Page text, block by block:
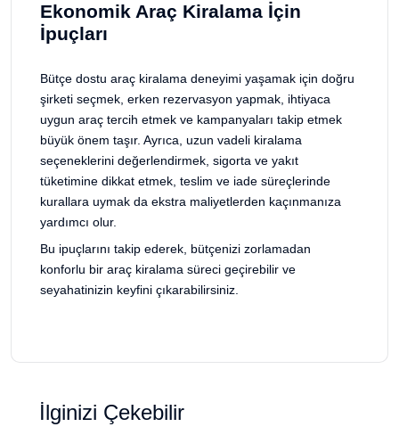
Ekonomik Araç Kiralama İçin
İpuçları
Bütçe dostu araç kiralama deneyimi yaşamak için doğru
şirketi seçmek, erken rezervasyon yapmak, ihtiyaca
uygun araç tercih etmek ve kampanyaları takip etmek
büyük önem taşır. Ayrıca, uzun vadeli kiralama
seçeneklerini değerlendirmek, sigorta ve yakıt
tüketimine dikkat etmek, teslim ve iade süreçlerinde
kurallara uymak da ekstra maliyetlerden kaçınmanıza
yardımcı olur.
Bu ipuçlarını takip ederek, bütçenizi zorlamadan
konforlu bir araç kiralama süreci geçirebilir ve
seyahatinizin keyfini çıkarabilirsiniz.
İlginizi Çekebilir